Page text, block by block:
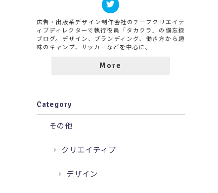
広告・出版系デザイン制作会社のチーフクリエイテ
ィブディレクターで執行役員「タカクラ」の備忘録
ブログ。デザイン、ブランディング、働き方から趣
味のキャンプ、サッカーなどを中心に。
More
Category
その他
クリエイティブ
デザイン